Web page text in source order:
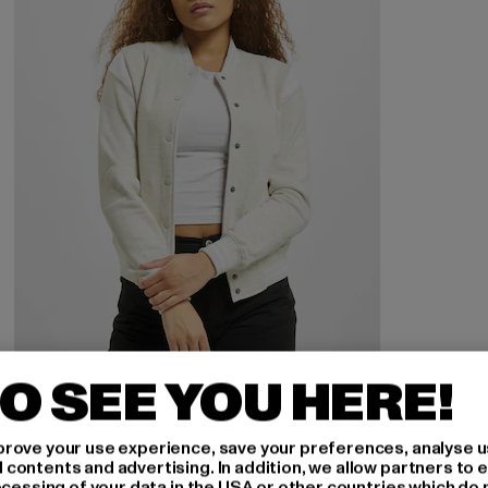
URBAN CLASSICS
Inset College
35,99 EUR
Derzeitiger Preis: 35,99 EUR
39,99 EURAktionspreis: 39,99 EUR
SEE YOU HERE!
your use experience, save your preferences, analyse
and advertising. In addition, we allow partners to